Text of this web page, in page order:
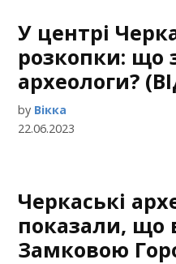
У центрі
розкопки: що
археологи?
by Вікка
22.06.2023
Черкаські
показали, що
Замковою